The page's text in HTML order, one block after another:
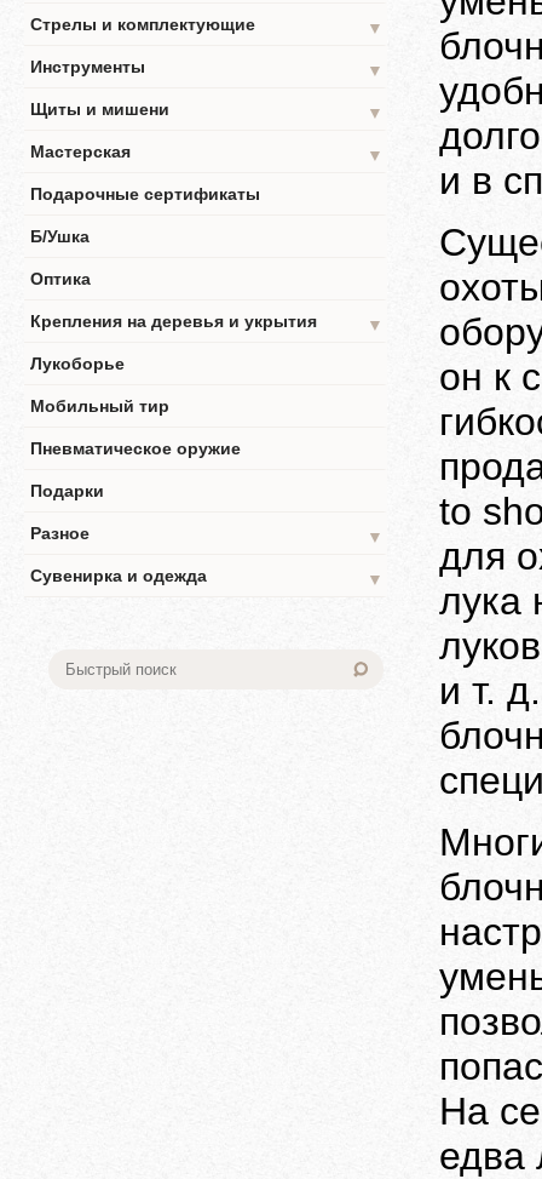
Стрелы и комплектующие
▼
Инструменты
▼
Щиты и мишени
▼
Мастерская
▼
Подарочные сертификаты
Б/Ушка
Оптика
Крепления на деревья и укрытия
▼
Лукоборье
Мобильный тир
Пневматическое оружие
Подарки
Разное
▼
Сувенирка и одежда
▼
и в
он к
to
для
лука
и т. д.
На
едва